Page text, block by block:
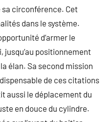
circonférence. Cet
dans le système.
d’armer le
jusqu’au positionnement
élan. Sa second mission
de ces citations
aussi le déplacement du
en douce du cylindre.